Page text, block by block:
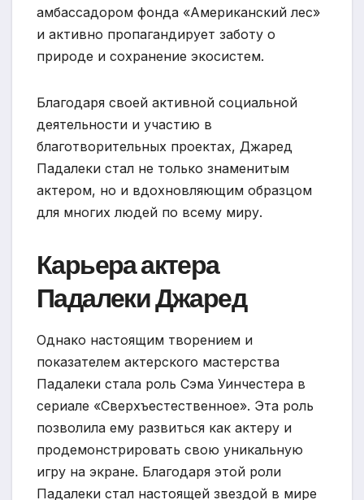
амбассадором фонда «Американский лес»
и активно пропагандирует заботу о
природе и сохранение экосистем.
Благодаря своей активной социальной
деятельности и участию в
благотворительных проектах, Джаред
Падалеки стал не только знаменитым
актером, но и вдохновляющим образцом
для многих людей по всему миру.
Карьера актера
Падалеки Джаред
Однако настоящим творением и
показателем актерского мастерства
Падалеки стала роль Сэма Уинчестера в
сериале «Сверхъестественное». Эта роль
позволила ему развиться как актеру и
продемонстрировать свою уникальную
игру на экране. Благодаря этой роли
Падалеки стал настоящей звездой в мире